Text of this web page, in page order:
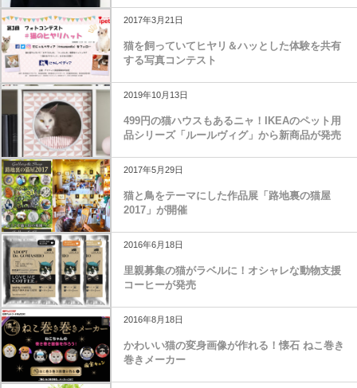
2017年3月21日
猫を飼っていてヒヤリ＆ハッとした体験を共有
する写真コンテスト
2019年10月13日
499円の猫ハウスもあるニャ！IKEAのペット用
品シリーズ「ルールヴィグ」から新商品が発売
2017年5月29日
猫と鳥をテーマにした作品展「路地裏の猫屋
2017」が開催
2016年6月18日
里親募集の猫がラベルに！オシャレな動物支援
コーヒーが発売
2016年8月18日
かわいい猫の変身画像が作れる！懐石 ねこ巻き
巻きメーカー